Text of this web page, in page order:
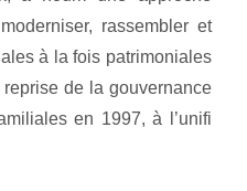
rassembler et
à la fois patrimoniales
de la gouvernance
en 1997, à l’unifi